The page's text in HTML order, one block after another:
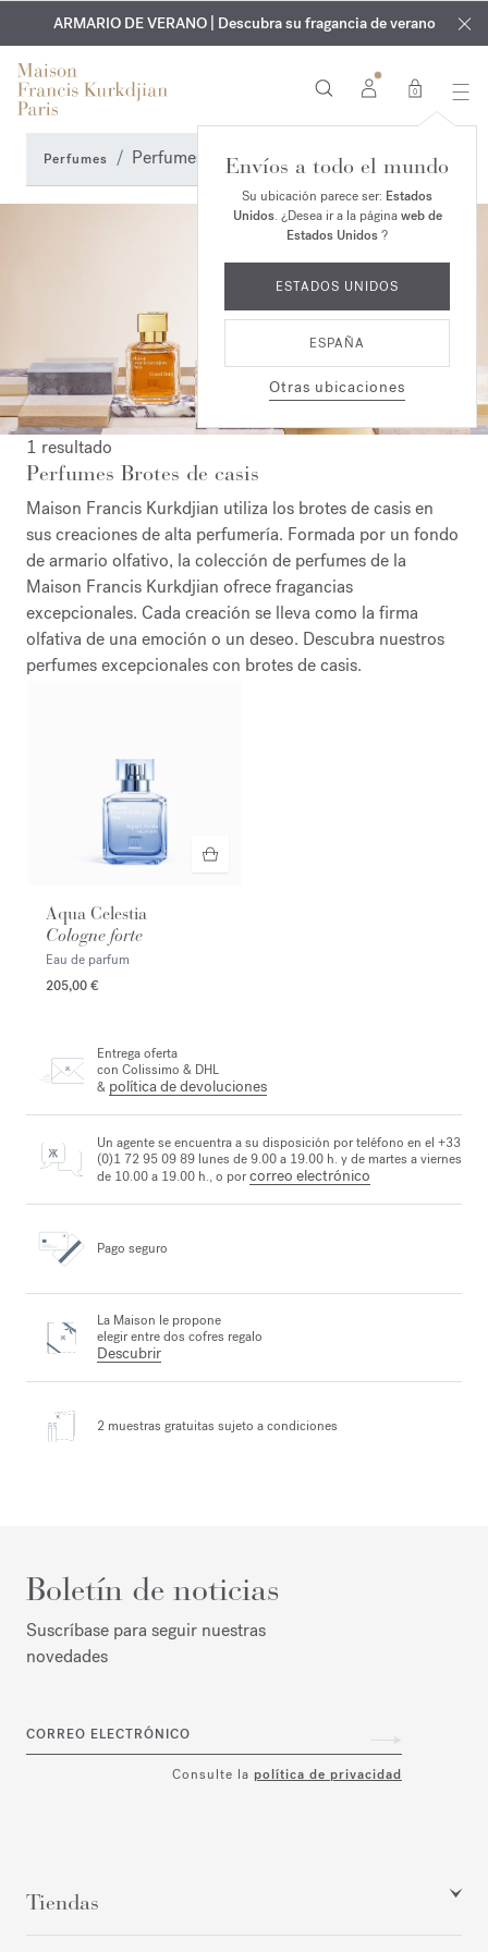
EXCLUSIVO | Descubra la nueva fragancia OUD
velvet mood
en su pedido*
GRABADO GRATUITO | En todas las fragancias y aceites
corporales hasta el 9 de agosto
ARMARIO DE VERANO | Descubra su fragancia de verano
0
Envíos a todo el mundo
Su ubicación parece ser: Estados
Unidos. ¿Desea ir a la páginaweb de
Estados Unidos?
ESTADOS UNIDOS
ESPAÑA
Otras ubicaciones
Perfumes Perfumes Brotes de casis
1 resultado
Perfumes Brotes de casis
Maison Francis Kurkdjian utiliza los brotes de casis en
sus creaciones de alta perfumería. Formada por un fondo
de armario olfativo, la colección de perfumes de la
Maison Francis Kurkdjian ofrece fragancias
excepcionales. Cada creación se lleva como la firma
olfativa de una emoción o un deseo. Descubra nuestros
perfumes excepcionales con brotes de casis.
Aqua Celestia
Cologne forte
Eau de parfum
205,00 €
Entrega oferta
con Colissimo & DHL
& política de devoluciones
Un agente se encuentra a su disposición por teléfono en el +33
(0)1 72 95 09 89 lunes de 9.00 a 19.00 h. y de martes a viernes
de 10.00 a 19.00 h., o porcorreo electrónico
Pago seguro
La Maison le propone
elegir entre dos cofres regalo
Descubrir
2 muestras gratuitas sujeto a condiciones
Boletín de noticias
Suscríbase para seguir nuestras
novedades
CORREO ELECTRÓNICO
Consulte la política de privacidad
Tiendas